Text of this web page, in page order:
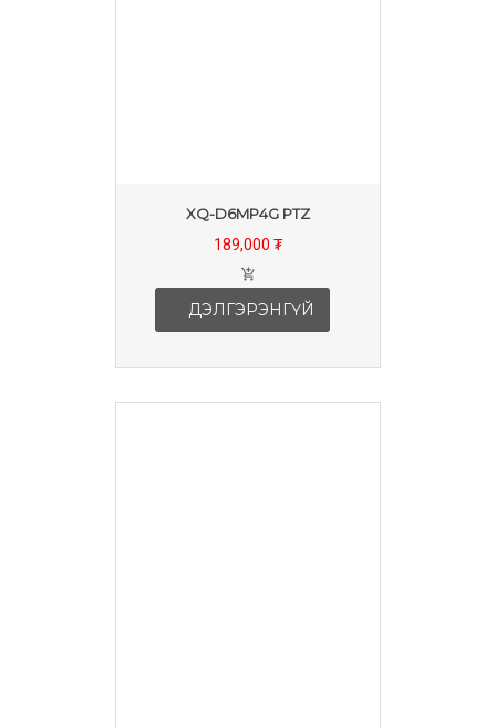
XQ-D6MP4G PTZ
189,000 ₮
ДЭЛГЭРЭНГҮЙ